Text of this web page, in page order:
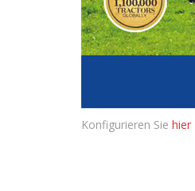
Konfigurieren Sie hier